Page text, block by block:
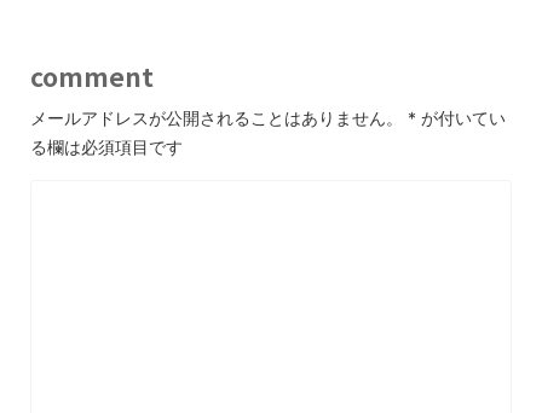
comment
メールアドレスが公開されることはありません。 * が付いてい
る欄は必須項目です